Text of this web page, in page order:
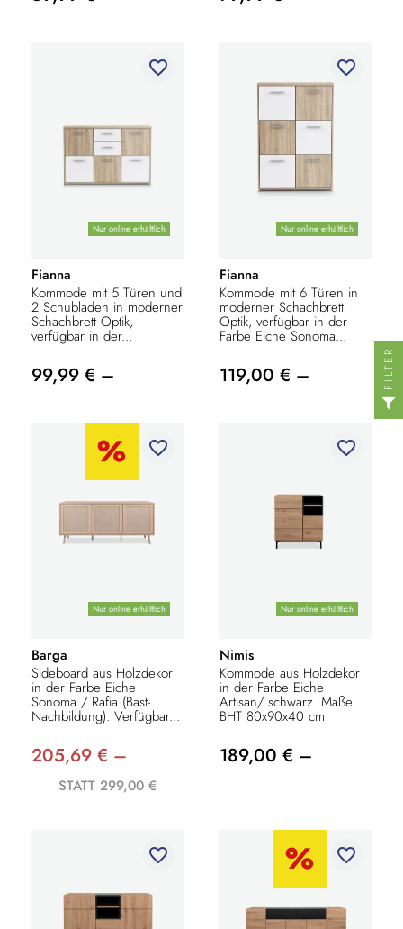
Nur online erhältlich
favorite_border
Fianna
Kommode mit 5 Türen und
2 Schubladen in moderner
Schachbrett Optik,
verfügbar in der...
99,99 € –
Nur online erhältlich
favorite_border
Fianna
Kommode mit 6 Türen in
moderner Schachbrett
Optik, verfügbar in der
Farbe Eiche Sonoma...
119,00 € –
Nur online erhältlich
favorite_border
Barga
Sideboard aus Holzdekor
in der Farbe Eiche
Sonoma / Rafia (Bast-
Nachbildung). Verfügbar...
205,69 € –
STATT 299,00 €
Nur online erhältlich
favorite_border
Nimis
Kommode aus Holzdekor
in der Farbe Eiche
Artisan/ schwarz. Maße
BHT 80x90x40 cm
189,00 € –
favorite_border favorite_border
FILTER